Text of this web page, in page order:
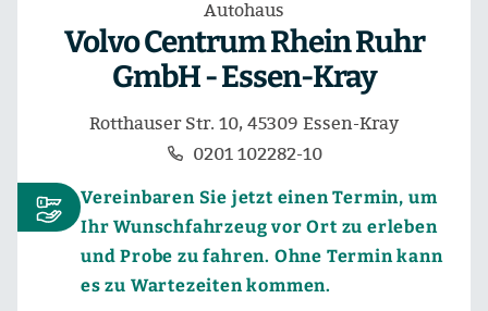
Autohaus
Volvo Centrum Rhein Ruhr
GmbH - Essen-Kray
Rotthauser Str. 10, 45309 Essen-Kray
0201 102282-10
Vereinbaren Sie jetzt einen Termin, um
Ihr Wunschfahrzeug vor Ort zu erleben
und Probe zu fahren. Ohne Termin kann
es zu Wartezeiten kommen.